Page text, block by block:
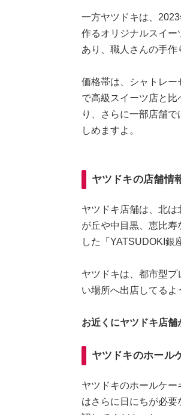
一方ヤツドキは、
作るオリジナルスイ
あり、職人さんの手作
価格帯は、シャトレ
で高級スイーツ店と
り、さらに一部店舗
しめますよ。
ヤツドキの店舗情
ヤツドキ店舗は、北
が丘や中目黒、恵比
した「YATSUDOKI銀
ヤツドキは、都市型
い場所へ出店してるよ
お近くにヤツドキ店
ヤツドキのホール
ヤツドキのホールケ
はさらに日にちが必